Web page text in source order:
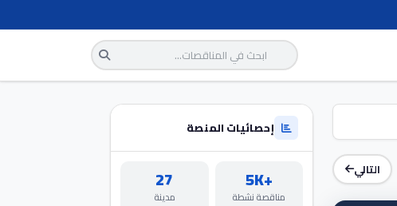
إحصائيات المنصة
+5K
مناقصة نشطة
27
مدينة
التالي